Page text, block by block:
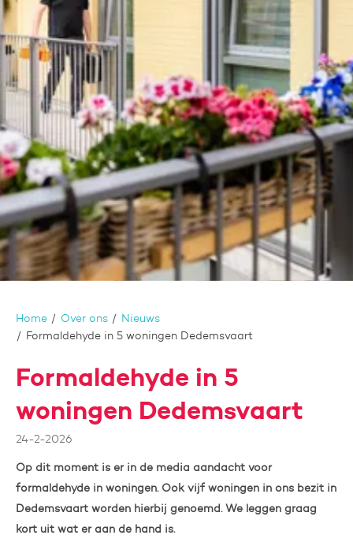
Home Over ons
Nieuws
Formaldehyde in 5 woningen Dedemsvaart
Formaldehyde in 5
woningen Dedemsvaart
24-2-2026
Op dit moment is er in de media aandacht voor
formaldehyde in woningen. Ook vijf woningen in ons bezit in
Dedemsvaart worden hierbij genoemd. We leggen graag
kort uit wat er aan de hand is.